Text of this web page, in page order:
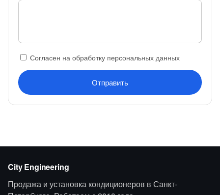
Согласен на обработку персональных данных
Отправить
City Engineering
Продажа и установка кондиционеров в Санкт-